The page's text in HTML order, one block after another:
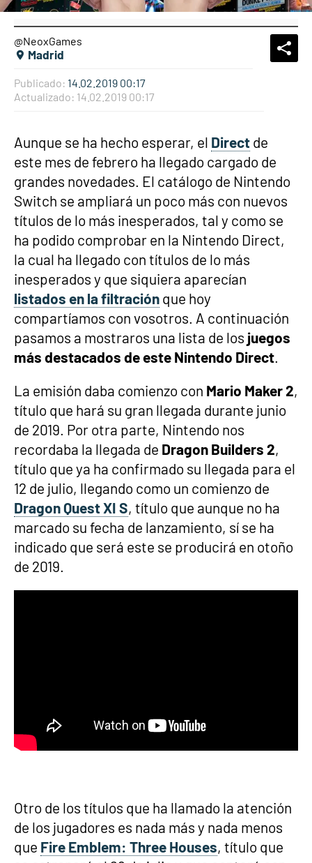
@NeoxGames
Madrid
Publicado: 14.02.2019 00:17
Actualizado: 14.02.2019 00:17
Aunque se ha hecho esperar, el Direct de
este mes de febrero ha llegado cargado de
grandes novedades. El catálogo de Nintendo
Switch se ampliará un poco más con nuevos
títulos de lo más inesperados, tal y como se
ha podido comprobar en la Nintendo Direct,
la cual ha llegado con títulos de lo más
inesperados y que siquiera aparecían
listados en la filtración que hoy
compartíamos con vosotros. A continuación
pasamos a mostraros una lista de los juegos
más destacados de este Nintendo Direct.
La emisión daba comienzo con Mario Maker 2,
título que hará su gran llegada durante junio
de 2019. Por otra parte, Nintendo nos
recordaba la llegada de Dragon Builders 2,
título que ya ha confirmado su llegada para el
12 de julio, llegando como un comienzo de
Dragon Quest XI S, título que aunque no ha
marcado su fecha de lanzamiento, sí se ha
indicado que será este se producirá en otoño
de 2019.
Otro de los títulos que ha llamado la atención
de los jugadores es nada más y nada menos
que Fire Emblem: Three Houses, título que